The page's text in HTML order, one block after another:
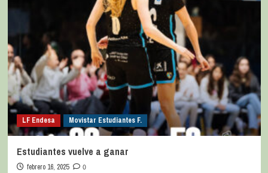
LF Endesa Movistar Estudiantes F.
Estudiantes vuelve a ganar
febrero 16, 2025
0